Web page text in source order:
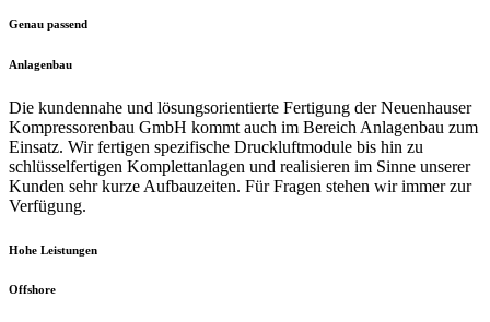
Genau passend
Anlagenbau
Die kundennahe und lösungsorientierte Fertigung der Neuenhauser
Kompressorenbau GmbH kommt auch im Bereich Anlagenbau zum
Einsatz. Wir fertigen spezifische Druckluftmodule bis hin zu
schlüsselfertigen Komplettanlagen und realisieren im Sinne unserer
Kunden sehr kurze Aufbauzeiten. Für Fragen stehen wir immer zur
Verfügung.
Hohe Leistungen
Offshore